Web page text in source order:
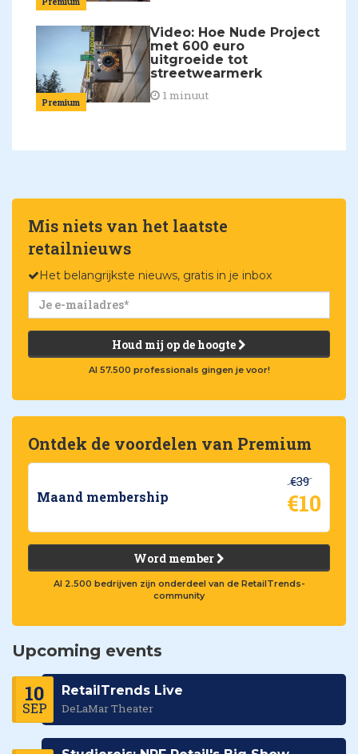
Premium
Video: Hoe Nude Project
met 600 euro
uitgroeide tot
streetwearmerk
1 minuut
Mis niets van het laatste
retailnieuws
Het belangrijkste nieuws, gratis in je inbox
Houd mij op de hoogte
Al 57.500 professionals gingen je voor!
Ontdek de voordelen van Premium
Maand membership
€39
€10
Word member
Al 2.500 bedrijven zijn onderdeel van de RetailTrends-
community
Upcoming events
10
SEP
RetailTrends Live
DeLaMar Theater